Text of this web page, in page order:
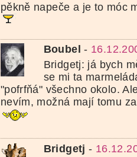
pěkně napeče a je to móc
Boubel -
Bridgetj: já bych
se mi ta
"pofrfňá" všechno okolo.
nevím, možná mají tomu
Bridgetj -